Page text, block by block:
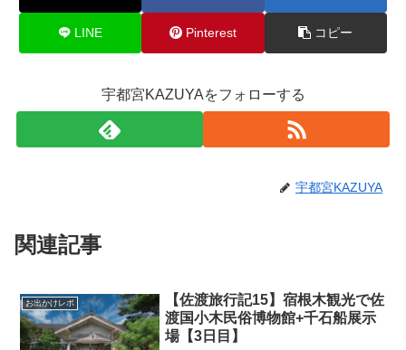
LINE Pinterest コピー
宇都宮KAZUYAをフォローする
宇都宮KAZUYA
関連記事
お出かけレポ
【佐渡旅行記15】宿根木観光で佐
渡国小木民俗博物館+千石船展示
場【3日目】